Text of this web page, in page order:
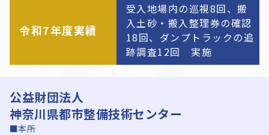
令和7年度実績
受入地場内の巡視8回、搬
入土砂・搬入整理券の確認
18回、ダンプトラックの追
跡調査12回 実施
公益財団法人
神奈川県都市整備技術センター
■本所